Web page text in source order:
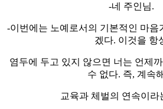
-네 주인님.
-이번에는 노예로서의 기본적인 마음
겠다. 이것을 항
염두에 두고 있지 않으면 너는 언제
수 없다. 즉, 계속
교육과 체벌의 연속이라